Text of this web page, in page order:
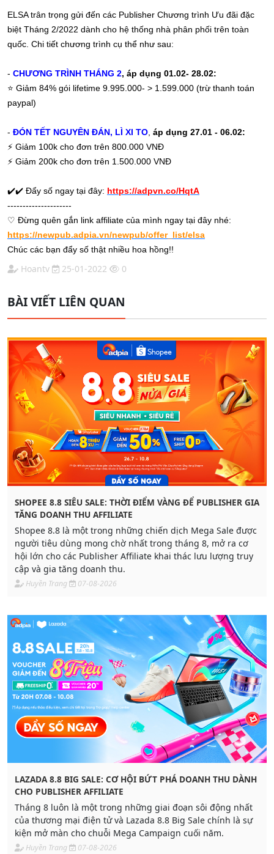
ELSA trân trọng gửi đến các Publisher Chương trình Ưu đãi đặc
biệt Tháng 2/2022 dành cho hệ thống nhà phân phối trên toàn
quốc. Chi tiết chương trình cụ thể như sau:
- CHƯƠNG TRÌNH THÁNG 2, áp dụng 01.02- 28.02:
⭐️ Giảm 84% gói lifetime 9.995.000- > 1.599.000 (trừ thanh toán
paypal)
- ĐÓN TẾT NGUYÊN ĐÁN, LÌ XI TO, áp dụng 27.01 - 06.02:
⚡ Giảm 100k cho đơn trên 800.000 VNĐ
⚡ Giảm 200k cho đơn trên 1.500.000 VNĐ
✔️✔️ Đẩy số ngay tại đây: https://adpvn.co/HqtA
---------------------
♡ Đừng quên gắn link affiliate của mình ngay tại đây nhé:
https://newpub.adpia.vn/newpub/offer_list/elsa
Chúc các bạn đẩy số thật nhiều hoa hồng!!
Hoantv 25-01-2022 0
BÀI VIẾT LIÊN QUAN
SHOPEE 8.8 SIÊU SALE: THỜI ĐIỂM VÀNG ĐỂ PUBLISHER GIA
TĂNG DOANH THU AFFILIATE
Shopee 8.8 là một trong những chiến dịch Mega Sale được
người tiêu dùng mong chờ nhất trong tháng 8, mở ra cơ
hội lớn cho các Publisher Affiliate khai thác lưu lượng truy
cập và gia tăng doanh thu.
Huyền Trang 07-08-2026
LAZADA 8.8 BIG SALE: CƠ HỘI BỨT PHÁ DOANH THU DÀNH
CHO PUBLISHER AFFILIATE
Tháng 8 luôn là một trong những giai đoạn sôi động nhất
của thương mại điện tử và Lazada 8.8 Big Sale chính là sự
kiện mở màn cho chuỗi Mega Campaign cuối năm.
Huyền Trang 07-08-2026